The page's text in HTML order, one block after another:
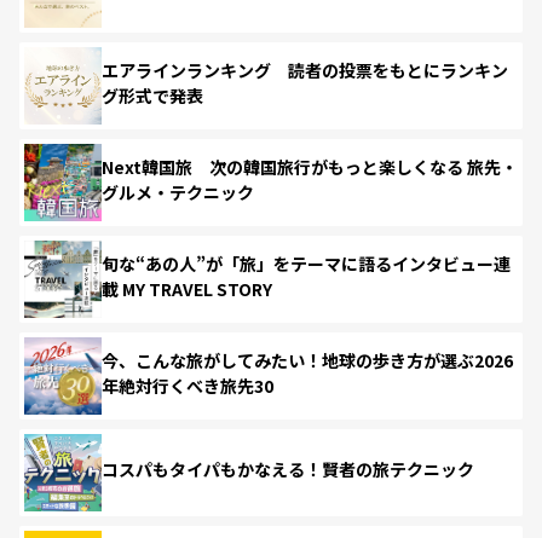
エアラインランキング 読者の投票をもとにランキン
グ形式で発表
Next韓国旅 次の韓国旅行がもっと楽しくなる 旅先・
グルメ・テクニック
旬な“あの人”が「旅」をテーマに語るインタビュー連
載 MY TRAVEL STORY
今、こんな旅がしてみたい！地球の歩き方が選ぶ2026
年絶対行くべき旅先30
コスパもタイパもかなえる！賢者の旅テクニック